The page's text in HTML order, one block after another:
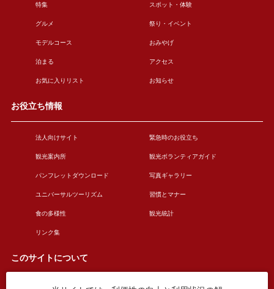
特集 スポット・体験
グルメ 祭り・イベント
モデルコース おみやげ
泊まる アクセス
お気に入りリスト お知らせ
お役立ち情報
法人向けサイト 緊急時のお役立ち
観光案内所 観光ボランティアガイド
パンフレットダウンロード 写真ギャラリー
ユニバーサルツーリズム 習慣とマナー
食の多様性 観光統計
リンク集
このサイトについて